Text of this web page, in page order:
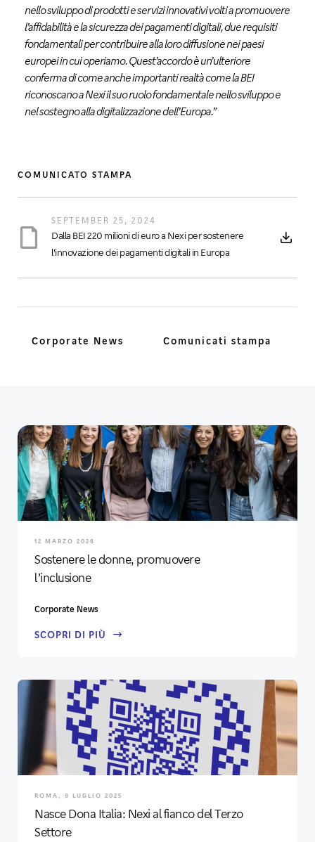
nello sviluppo di prodotti e servizi innovativi volti a promuovere
l’affidabilità e la sicurezza dei pagamenti digitali, due requisiti
fondamentali per contribuire alla loro diffusione nei paesi
europei in cui operiamo. Quest’accordo è un’ulteriore
conferma di come anche importanti realtà come la BEI
riconoscano a Nexi il suo ruolo fondamentale nello sviluppo e
nel sostegno alla digitalizzazione dell’Europa.”
COMUNICATO STAMPA
SEPTEMBER 25, 2024
Dalla BEI 220 milioni di euro a Nexi per sostenere
l’innovazione dei pagamenti digitali in Europa
Corporate News Comunicati stampa
12 MARZO 2026
Sostenere le donne, promuovere
l’inclusione
Corporate News
SCOPRI DI PIÙ
ROMA, 9 LUGLIO 2025
Nasce Dona Italia: Nexi al fianco del Terzo
Settore